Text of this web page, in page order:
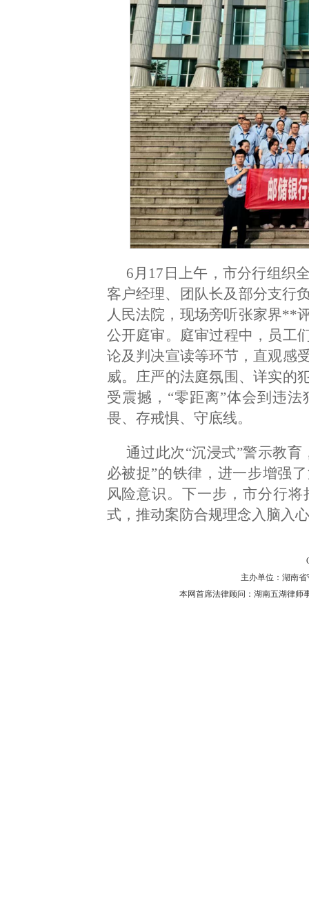
6月17日上午，市分行组织
客户经理、团队长及部分支行
人民法院，现场旁听张家界**
公开庭审。庭审过程中，员工
论及判决宣读等环节，直观感
威。庄严的法庭氛围、详实的
受震撼，“零距离”体会到违
畏、存戒惧、守底线。
通过此次“沉浸式”警示教
必被捉”的铁律，进一步增强
风险意识。下一步，市分行
式，推动案防合规理念入脑入
主办单位：湖南省
本网首席法律顾问：湖南五湖律师